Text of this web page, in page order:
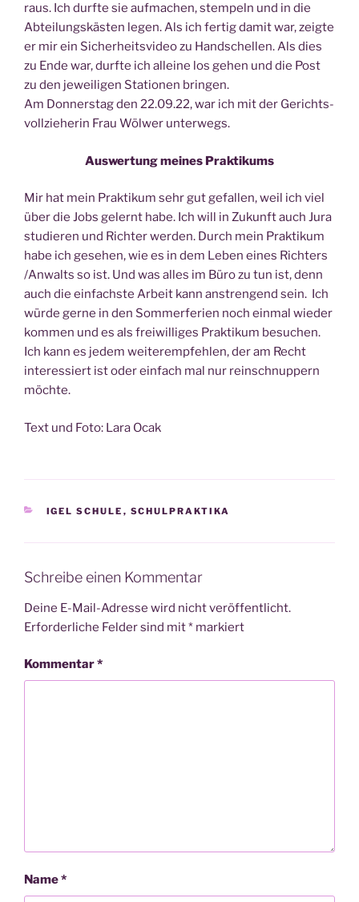
raus. Ich durf­te sie auf­ma­chen, stem­peln und in die
Abtei­lungs­käs­ten legen. Als ich fer­tig damit war, zeig­te
er mir ein Sicher­heits­vi­deo zu Hand­schel­len. Als dies
zu Ende war, durf­te ich allei­ne los gehen und die Post
zu den jewei­li­gen Sta­tio­nen bringen.
Am Don­ners­tag den 22.09.22, war ich mit der Gerichts­
voll­zie­he­rin Frau Wöl­wer unterwegs.
Aus­wer­tung mei­nes Praktikums
Mir hat mein Prak­ti­kum sehr gut gefal­len, weil ich viel
über die Jobs gelernt habe. Ich will in Zukunft auch Jura
stu­die­ren und Rich­ter wer­den. Durch mein Prak­ti­kum
habe ich gese­hen, wie es in dem Leben eines Rich­ters
/Anwalts so ist. Und was alles im Büro zu tun ist, denn
auch die ein­fachs­te Arbeit kann anstren­gend sein. Ich
wür­de ger­ne in den Som­mer­fe­ri­en noch ein­mal wie­der
kom­men und es als frei­wil­li­ges Prak­ti­kum besu­chen.
Ich kann es jedem wei­ter­emp­feh­len, der am Recht
inter­es­siert ist oder ein­fach mal nur rein­schnup­pern
möchte.
Text und Foto: Lara Ocak
KATEGORIEN
IGEL SCHULE , SCHULPRAKTIKA
Schreibe einen Kommentar
Deine E-Mail-Adresse wird nicht veröffentlicht.
Erforderliche Felder sind mit* markiert
Kommentar*
Name*